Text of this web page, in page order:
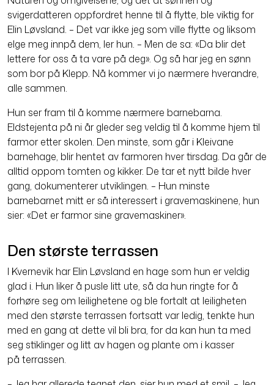
svigerdatteren oppfordret henne til å flytte, ble viktig for
Elin Løvsland. – Det var ikke jeg som ville flytte og liksom
elge meg innpå dem, ler hun. – Men de sa: «Da blir det
lettere for oss å ta vare på deg». Og så har jeg en sønn
som bor på Klepp. Nå kommer vi jo nærmere hverandre,
alle sammen.
Hun ser fram til å komme nærmere barnebarna.
Eldstejenta på ni år gleder seg veldig til å komme hjem til
farmor etter skolen. Den minste, som går i Kleivane
barnehage, blir hentet av farmoren hver tirsdag. Da går de
alltid oppom tomten og kikker. De tar et nytt bilde hver
gang, dokumenterer utviklingen. – Hun minste
barnebarnet mitt er så interessert i gravemaskinene, hun
sier: «Det er farmor sine gravemaskiner».
Den største terrassen
I Kvernevik har Elin Løvsland en hage som hun er veldig
glad i. Hun liker å pusle litt ute, så da hun ringte for å
forhøre seg om leilighetene og ble fortalt at leiligheten
med den største terrassen fortsatt var ledig, tenkte hun
med en gang at dette vil bli bra, for da kan hun ta med
seg stiklinger og litt av hagen og plante om i kasser
på terrassen.